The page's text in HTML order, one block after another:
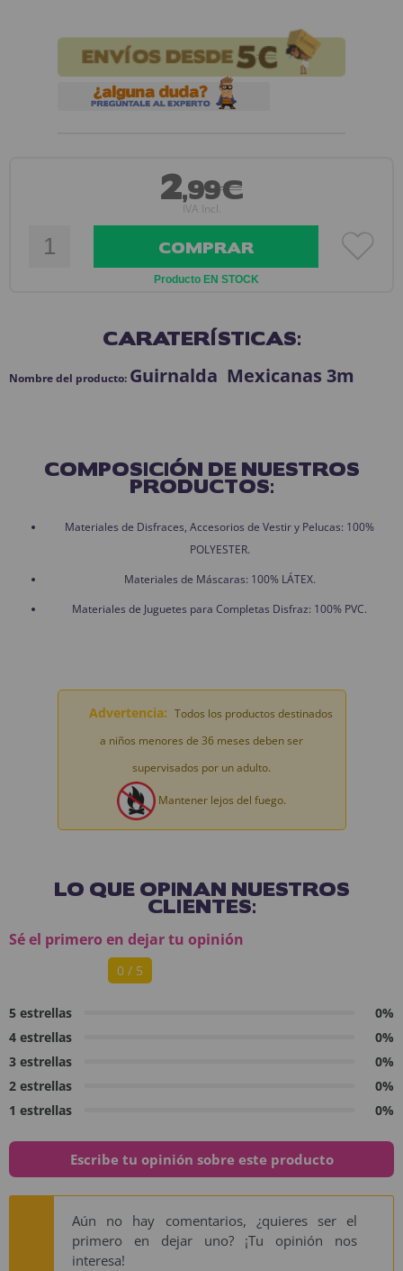
2,99€
IVA Incl.
COMPRAR
Producto EN STOCK
CARATERÍSTICAS:
Nombre del producto: Guirnalda Mexicanas 3m
COMPOSICIÓN DE NUESTROS
PRODUCTOS:
Materiales de Disfraces, Accesorios de Vestir y Pelucas: 100%
POLYESTER.
Materiales de Máscaras: 100% LÁTEX.
Materiales de Juguetes para Completas Disfraz: 100% PVC.
Advertencia: Todos los productos destinados
a niños menores de 36 meses deben ser
supervisados por un adulto.
Mantener lejos del fuego.
LO QUE OPINAN NUESTROS
CLIENTES:
Sé el primero en dejar tu opinión
0 / 5
5 estrellas
0%
4 estrellas
0%
3 estrellas
0%
2 estrellas
0%
1 estrellas
0%
Escribe tu opinión sobre este producto
Aún no hay comentarios, ¿quieres ser el
primero en dejar uno? ¡Tu opinión nos
interesa!